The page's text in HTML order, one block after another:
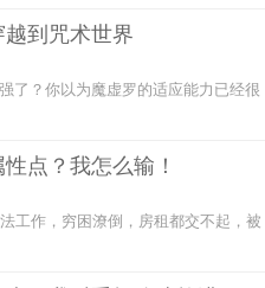
到咒术世界
了？你以为魔虚罗的适应能力已经很
点？我怎么输！
工作，穷困潦倒，房租都交不起，被